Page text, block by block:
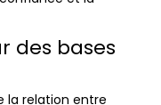
des bases
la relation entre